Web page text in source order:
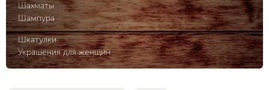
Шахматы
Шампура
Шкатулки
Украшения для женщин